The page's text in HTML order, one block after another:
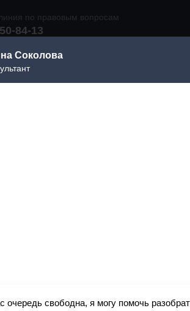
справочник государственных